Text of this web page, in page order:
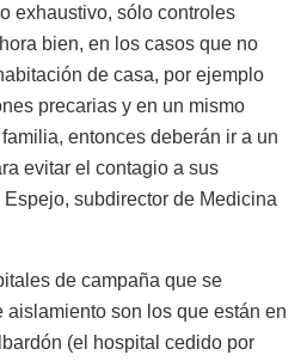
exhaustivo, sólo controles
bien, en los casos que no
de casa, por ejemplo
precarias y en un mismo
entonces deberán ir a un
evitar el contagio a sus
subdirector de Medicina
de campaña que se
aislamiento son los que están en
(el hospital cedido por